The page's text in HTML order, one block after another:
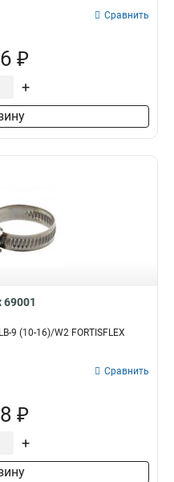
Сравнить
₽
+
69001
9 (10-16)/W2 FORTISFLEX
Сравнить
₽
+